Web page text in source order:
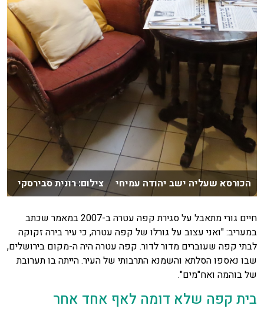
הכורסא שעליה ישב יהודה עמיחי צילום: רונית סבירסקי
חיים גורי מתאבל על סגירת קפה עטרה ב-2007 במאמר שכתב
במעריב: "ואני עצוב על גורלו של קפה עטרה, כי עיר בירה זקוקה
לבתי קפה שעוברים מדור לדור. קפה עטרה היה ה-מקום בירושלים,
שבו נאספו הסלתא והשמנא התרבותי של העיר. הייתה בו תערובת
של בוהמה ואח"מים".
בית קפה שלא דומה לאף אחד אחר